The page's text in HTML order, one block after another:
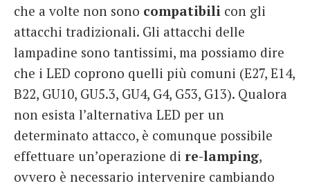
che a volte non sono compatibili con gli
attacchi tradizionali. Gli attacchi delle
lampadine sono tantissimi, ma possiamo dire
che i LED coprono quelli più comuni (E27, E14,
B22, GU10, GU5.3, GU4, G4, G53, G13). Qualora
non esista l’alternativa LED per un
determinato attacco, è comunque possibile
effettuare un’operazione di re-lamping,
ovvero è necessario intervenire cambiando